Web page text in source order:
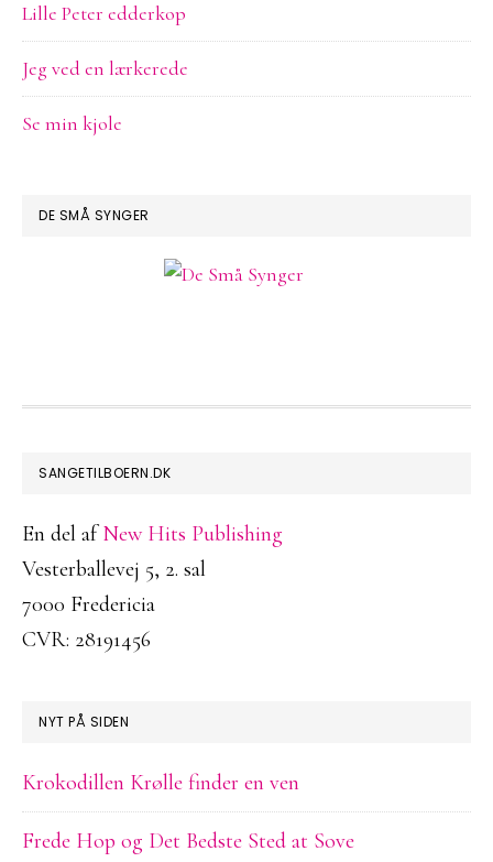
Lille Peter edderkop
Jeg ved en lærkerede
Se min kjole
DE SMÅ SYNGER
FOOTER
SANGETILBOERN.DK
En del afNew Hits Publishing
Vesterballevej 5, 2. sal
7000 Fredericia
CVR: 28191456
NYT PÅ SIDEN
Krokodillen Krølle finder en ven
Frede Hop og Det Bedste Sted at Sove